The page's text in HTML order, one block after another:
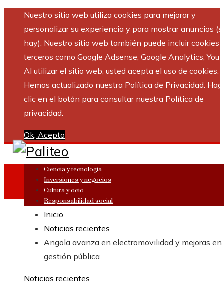
Nuestro sitio web utiliza cookies para mejorar y
personalizar su experiencia y para mostrar anuncios
hay). Nuestro sitio web también puede incluir cookies
terceros como Google Adsense, Google Analytics,
Al utilizar el sitio web, usted acepta el uso de cookies.
Hemos actualizado nuestra Política de Privacidad.
clic en el botón para consultar nuestra Política de
privacidad.
Ok, Acepto
Ciencia y tecnología
Inversiones y negocios
Cultura y ocio
Responsabilidad social
Inicio
Noticias recientes
Angola avanza en electromovilidad y mejoras en
gestión pública
Noticias recientes